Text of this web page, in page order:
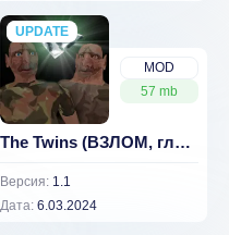
MOD
57 mb
UPDATE
NEW
The Twins (ВЗЛОМ, глупые враги)
Версия: 1.1
Дата: 6.03.2024